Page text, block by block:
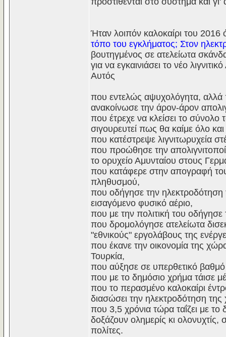
Ήταν λοιπόν καλοκαίρι του 2016
τόπο του εγκλήματος; Στον
βουτηγμένος σε ατελείωτα
για να εγκαινιάσει το νέο
Αυτός
που εντελώς αψυχολόγητα,
ανακοίνωσε την άρον-άρον
που έτρεχε να κλείσει το
σιγουρευτεί πως θα καίμε όλο
που κατέστρεψε λιγνιτωρυχεία
που προώθησε την
το ορυχείο Αμυνταίου στους
που κατάφερε στην απογραφή
πληθυσμού,
που οδήγησε την
εισαγόμενο φυσικό αέριο,
που με την πολιτική του
που δρομολόγησε ατελείωτα
"εθνικούς" εργολάβους της
που έκανε την οικονομία της
Τουρκία,
που αύξησε σε υπερθετικό
που με το δημόσιο χρήμα τάισε
που το περασμένο καλοκαίρι
διασώσει την ηλεκτροδότηση
που 3,5 χρόνια τώρα ταΐζει με
δοξάζουν ολημερίς κι
πολίτες.